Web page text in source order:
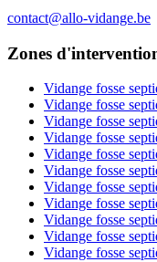
contact@allo-vidange.be
Zones
Vidange fosse
Vidange fosse
Vidange fosse
Vidange fosse
Vidange fosse
Vidange fosse
Vidange fosse
Vidange fosse
Vidange fosse
Vidange fosse
Vidange fosse